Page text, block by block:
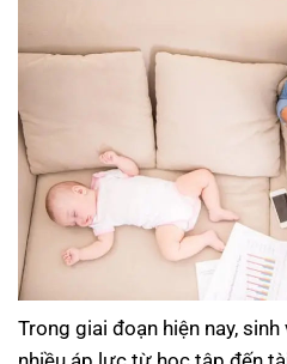
Trong giai đoạn hiện nay,